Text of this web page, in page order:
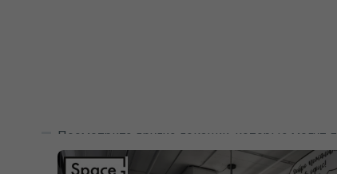
Посмотрите другие локации, которые могут